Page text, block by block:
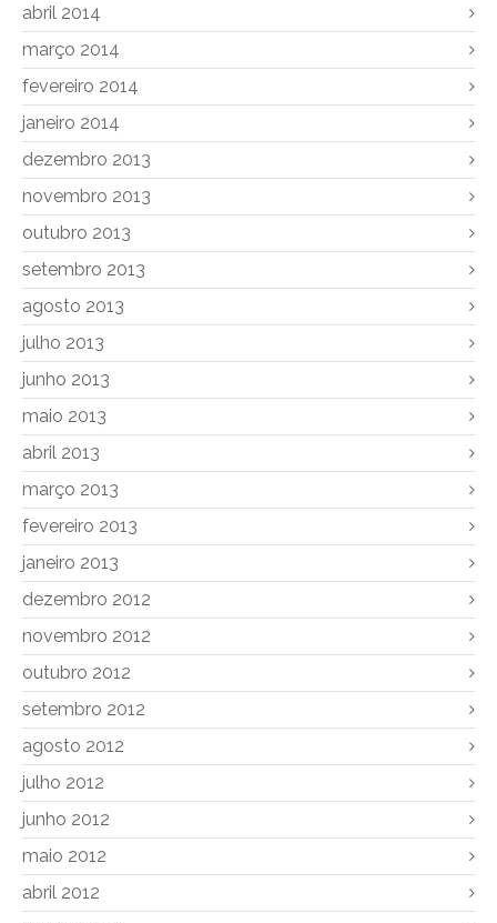
abril 2014
março 2014
fevereiro 2014
janeiro 2014
dezembro 2013
novembro 2013
outubro 2013
setembro 2013
agosto 2013
julho 2013
junho 2013
maio 2013
abril 2013
março 2013
fevereiro 2013
janeiro 2013
dezembro 2012
novembro 2012
outubro 2012
setembro 2012
agosto 2012
julho 2012
junho 2012
maio 2012
abril 2012